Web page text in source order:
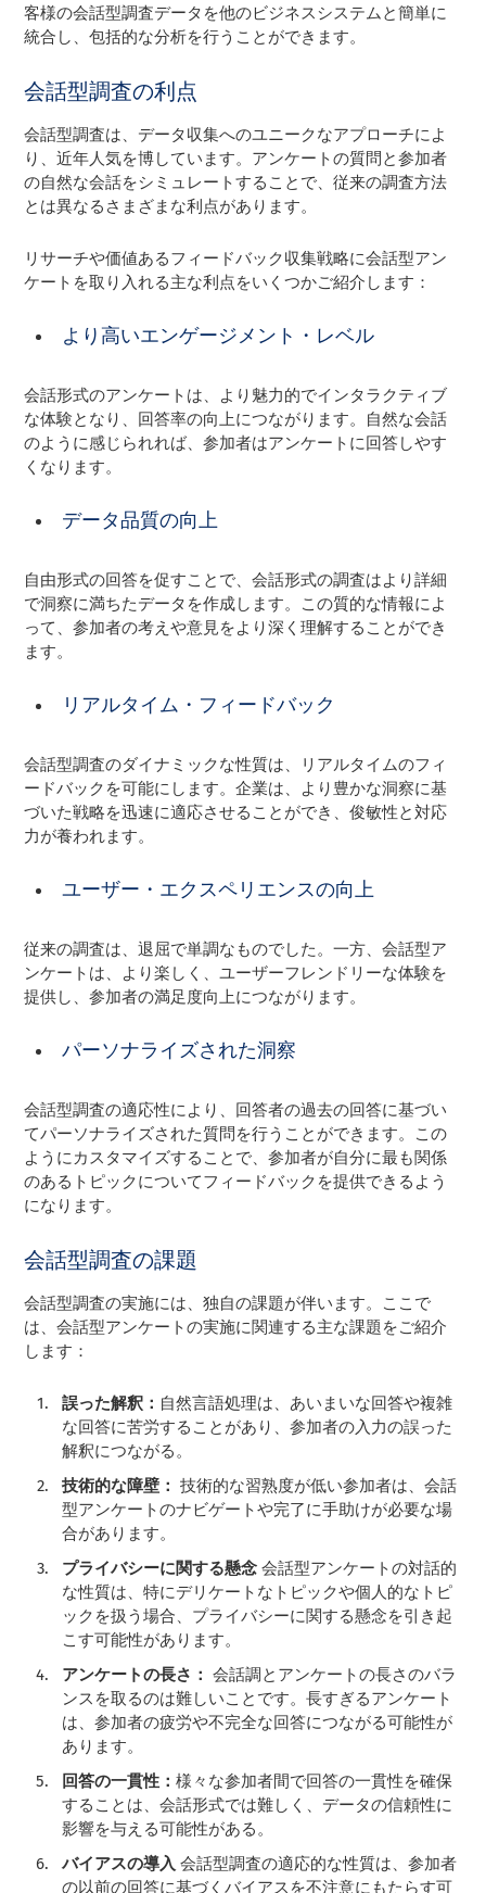
客様の会話型調査データを他のビジネスシステムと簡単に
統合し、包括的な分析を行うことができます。
会話型調査の利点
会話型調査は、データ収集へのユニークなアプローチによ
り、近年人気を博しています。アンケートの質問と参加者
の自然な会話をシミュレートすることで、従来の調査方法
とは異なるさまざまな利点があります。
リサーチや価値あるフィードバック収集戦略に会話型アン
ケートを取り入れる主な利点をいくつかご紹介します：
より高いエンゲージメント・レベル
会話形式のアンケートは、より魅力的でインタラクティブ
な体験となり、回答率の向上につながります。自然な会話
のように感じられれば、参加者はアンケートに回答しやす
くなります。
データ品質の向上
自由形式の回答を促すことで、会話形式の調査はより詳細
で洞察に満ちたデータを作成します。この質的な情報によ
って、参加者の考えや意見をより深く理解することができ
ます。
リアルタイム・フィードバック
会話型調査のダイナミックな性質は、リアルタイムのフィ
ードバックを可能にします。企業は、より豊かな洞察に基
づいた戦略を迅速に適応させることができ、俊敏性と対応
力が養われます。
ユーザー・エクスペリエンスの向上
従来の調査は、退屈で単調なものでした。一方、会話型ア
ンケートは、より楽しく、ユーザーフレンドリーな体験を
提供し、参加者の満足度向上につながります。
パーソナライズされた洞察
会話型調査の適応性により、回答者の過去の回答に基づい
てパーソナライズされた質問を行うことができます。この
ようにカスタマイズすることで、参加者が自分に最も関係
のあるトピックについてフィードバックを提供できるよう
になります。
会話型調査の課題
会話型調査の実施には、独自の課題が伴います。ここで
は、会話型アンケートの実施に関連する主な課題をご紹介
します：
誤った解釈： 自然言語処理は、あいまいな回答や複雑
な回答に苦労することがあり、参加者の入力の誤った
解釈につながる。
技術的な障壁：技術的な習熟度が低い参加者は、会話
型アンケートのナビゲートや完了に手助けが必要な場
合があります。
プライバシーに関する懸念会話型アンケートの対話的
な性質は、特にデリケートなトピックや個人的なトピ
ックを扱う場合、プライバシーに関する懸念を引き起
こす可能性があります。
アンケートの長さ：会話調とアンケートの長さのバラ
ンスを取るのは難しいことです。長すぎるアンケート
は、参加者の疲労や不完全な回答につながる可能性が
あります。
回答の一貫性：様々な参加者間で回答の一貫性を確保
することは、会話形式では難しく、データの信頼性に
影響を与える可能性がある。
バイアスの導入会話型調査の適応的な性質は、参加者
の以前の回答に基づくバイアスを不注意にもたらす可